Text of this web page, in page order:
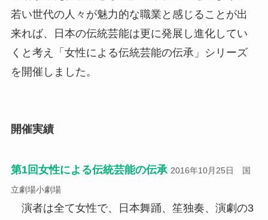
若い世代の人々が魅力的な職業と感じることが出
来れば、日本の伝統芸能は更に発展し進化してい
くと考え「女性による伝統芸能の伝承」シリーズ
を開催しました。
開催実績
第1回女性による伝統芸能の伝承 2016年10月25日 国
立劇場小劇場
演者は全て女性で、日本舞踊、笙独奏、演劇の3